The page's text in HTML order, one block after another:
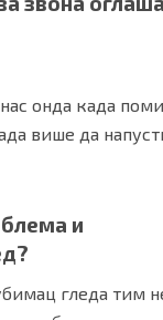
онда када
више да
и
гледа тим